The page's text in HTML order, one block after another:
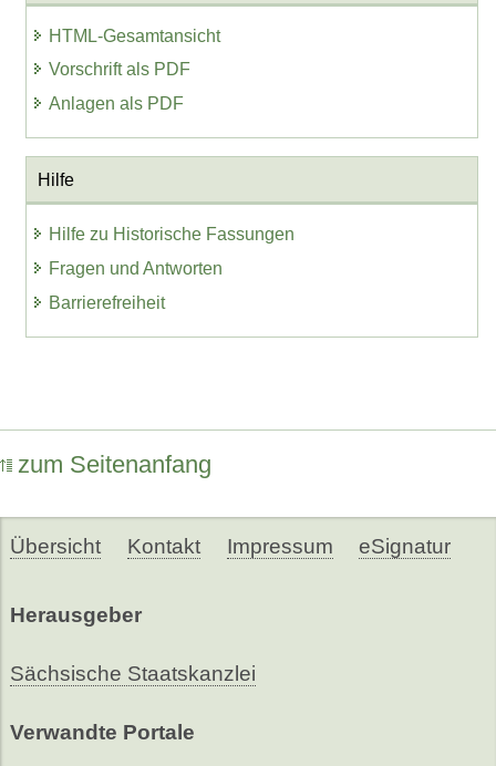
HTML-Gesamtansicht
Vorschrift als PDF
Anlagen als PDF
Hilfe
Hilfe zu Historische Fassungen
Fragen und Antworten
Barrierefreiheit
zum Seitenanfang
Übersicht Kontakt Impressum eSignatur
Herausgeber
Sächsische Staatskanzlei
Verwandte Portale